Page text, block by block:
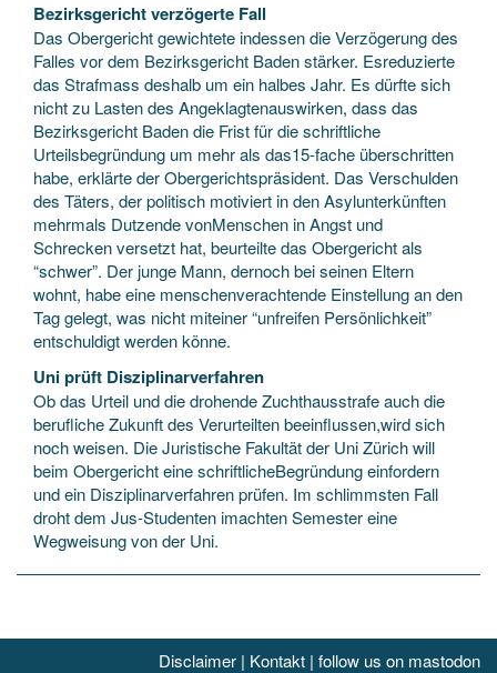
Bezirksgericht verzögerte Fall
Das Obergericht gewichtete indessen die Verzögerung des
Falles vor dem Bezirksgericht Baden stärker. Esreduzierte
das Strafmass deshalb um ein halbes Jahr. Es dürfte sich
nicht zu Lasten des Angeklagtenauswirken, dass das
Bezirksgericht Baden die Frist für die schriftliche
Urteilsbegründung um mehr als das15-fache überschritten
habe, erklärte der Obergerichtspräsident. Das Verschulden
des Täters, der politisch motiviert in den Asylunterkünften
mehrmals Dutzende vonMenschen in Angst und
Schrecken versetzt hat, beurteilte das Obergericht als
“schwer”. Der junge Mann, dernoch bei seinen Eltern
wohnt, habe eine menschenverachtende Einstellung an den
Tag gelegt, was nicht miteiner “unfreifen Persönlichkeit”
entschuldigt werden könne.
Uni prüft Disziplinarverfahren
Ob das Urteil und die drohende Zuchthausstrafe auch die
berufliche Zukunft des Verurteilten beeinflussen,wird sich
noch weisen. Die Juristische Fakultät der Uni Zürich will
beim Obergericht eine schriftlicheBegründung einfordern
und ein Disziplinarverfahren prüfen. Im schlimmsten Fall
droht dem Jus-Studenten imachten Semester eine
Wegweisung von der Uni.
Disclaimer | Kontakt | follow us on mastodon